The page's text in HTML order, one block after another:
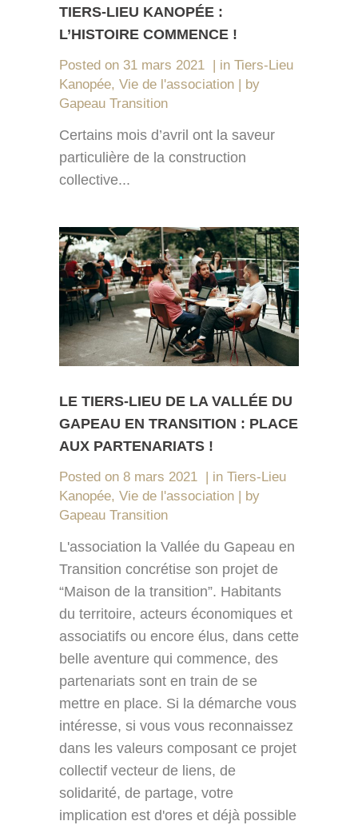
TIERS-LIEU KANOPÉE :
L’HISTOIRE COMMENCE !
Posted on 31 mars 2021 in Tiers-Lieu
Kanopée, Vie de l'association
by
Gapeau Transition
Certains mois d’avril ont la saveur
particulière de la construction
collective...
LE TIERS-LIEU DE LA VALLÉE DU
GAPEAU EN TRANSITION : PLACE
AUX PARTENARIATS !
Posted on 8 mars 2021 in Tiers-Lieu
Kanopée, Vie de l'association
by
Gapeau Transition
L'association la Vallée du Gapeau en
Transition concrétise son projet de
“Maison de la transition”. Habitants
du territoire, acteurs économiques et
associatifs ou encore élus, dans cette
belle aventure qui commence, des
partenariats sont en train de se
mettre en place. Si la démarche vous
intéresse, si vous vous reconnaissez
dans les valeurs composant ce projet
collectif vecteur de liens, de
solidarité, de partage, votre
implication est d'ores et déjà possible